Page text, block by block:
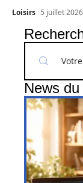
Loisirs 5 juillet 2026
News